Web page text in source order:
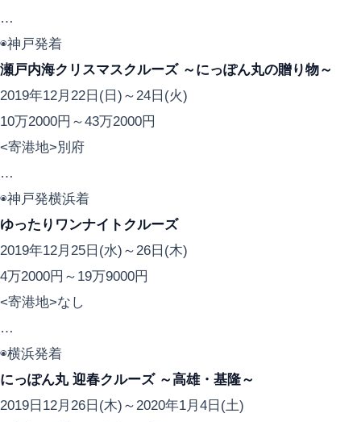
…
◉神戸発着
瀬戸内海クリスマスクルーズ ～にっぽん丸の贈り物～
2019年12月22日(日)～24日(火)
10万2000円～43万2000円
<寄港地>別府
…
◉神戸発横浜着
ゆったりワンナイトクルーズ
2019年12月25日(水)～26日(木)
4万2000円～19万9000円
<寄港地>なし
…
◉横浜発着
にっぽん丸 迎春クルーズ ～高雄・基隆～
2019日12月26日(木)～2020年1月4日(土)